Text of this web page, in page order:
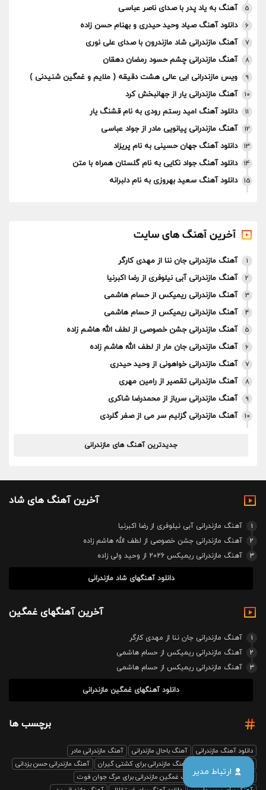
ارتباط مدیر
5 آهنگ به یاد پدر با صدای ناصر عباسی
6 دانلود آهنگ صیاد وحید حیدری و بهنام حسن زاده
7 آهنگ مازندرانی شاد مازندرون با صدای علی نوری
8 آهنگ مازندرانی چشم حسود رمضان دهقان
9 ویس مازندرانی ابی عالی هشت دقیقه ( ملایم و غمگین شنیدنی )
10 آهنگ مازندرانی یار از جهانبخش کرد
11 دانلود آهنگ امید رستم رودی به نام قشنگ یار
12 آهنگ مازندرانی پیانویی مادر از جواد عباسی
13 دانلود آهنگ جهان حسینی به نام پریزاد
14 دانلود آهنگ جواد نکایی به نام گلستان همراه با متن
15 دانلود آهنگ سعید بهروزی به نام دلبرانه
آخرین آهنگ های سایت
1 آهنگ مازندرانی جان ننا از مهدی کارگر
2 آهنگ مازندرانی آبی نیلوفری از رضا اکبرنیا
3 آهنگ مازندرانی ریمیکس از حسام هاشمی
4 آهنگ مازندرانی ریمیکس از حسام هاشمی
5 آهنگ مازندرانی جشن خصوصی از لطف الله هاشم زاده
6 آهنگ مازندرانی جان مار از لطف الله هاشم زاده
7 آهنگ مازندرانی خواهونی از وحید حیدری
8 آهنگ مازندرانی تقصیر از رامین مهری
9 آهنگ مازندرانی سرباز از محمدرضا شاکری
10 آهنگ مازندرانی گزلیم سر می از صفر گلردی
جدیدترین آهنگ های مازندرانی
آخرین آهنگ های شاد
1
آهنگ مازندرانی آبی نیلوفری از رضا اکبرنیا
2
آهنگ مازندرانی جشن خصوصی از لطف الله هاشم زاده
3
آهنگ مازندرانی ریمیکس 2026 از وحید ولی زاده
دانلود آهنگهای شاد مازندرانی
آخرین آهنگهای غمگین
1
آهنگ مازندرانی جان ننا از مهدی کارگر
2
آهنگ مازندرانی ریمیکس از حسام هاشمی
3
آهنگ مازندرانی ریمیکس از حسام هاشمی
دانلود آهنگهای غمگین مازندرانی
برچسب ها
دانلود آهنگ مازندرانی آهنگ باحال مازندرانی
آهنگ مازندرانی مادر
آهنگ مازندرانی برای کشتی گیران
آهنگ مازندرانی حسن یزدانی
بابل صدا ریمیکس
آهنگ غمگین مازندرانی برای مرگ جوان فوت